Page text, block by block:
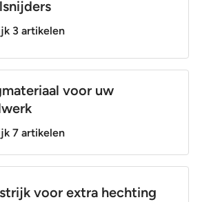
3 artikelen
voor uw
7 artikelen
voor extra hechting